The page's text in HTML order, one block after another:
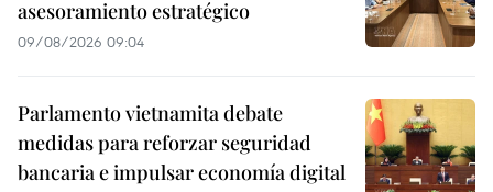
asesoramiento estratégico
09/08/2026 09:04
Parlamento vietnamita debate
medidas para reforzar seguridad
bancaria e impulsar economía digital